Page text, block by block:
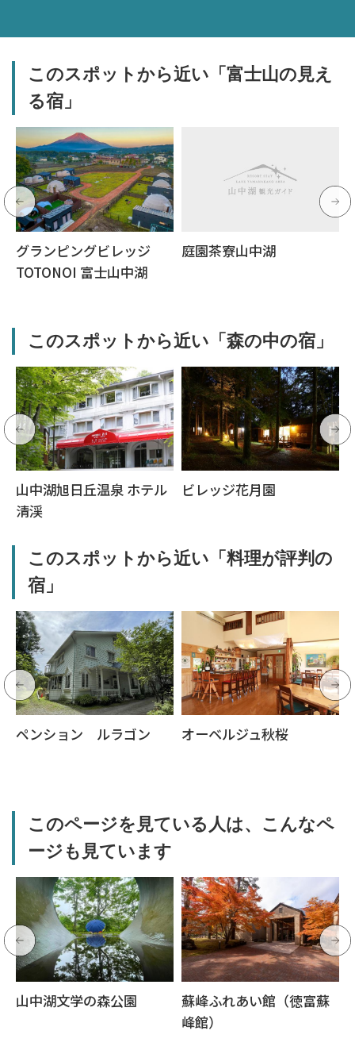
このスポットから近い「富士山の見え
る宿」
グランピングビレッジ
TOTONOI 富士山中湖
庭園茶寮山中湖
このスポットから近い「森の中の宿」
山中湖旭日丘温泉 ホテル
清渓
ビレッジ花月園
このスポットから近い「料理が評判の
宿」
ペンション ルラゴン オーベルジュ秋桜
このページを見ている人は、こんなペ
ージも見ています
山中湖文学の森公園
蘇峰ふれあい館（徳富蘇
峰館）